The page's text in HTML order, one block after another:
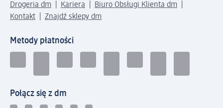
Drogeria dm Kariera
Biuro Obsługi Klienta dm
Kontakt
Znajdź sklepy dm
Metody płatności
Połącz się z dm